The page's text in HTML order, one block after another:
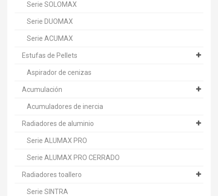
Serie SOLOMAX
Serie DUOMAX
Serie ACUMAX
Estufas de Pellets
Aspirador de cenizas
Acumulación
Acumuladores de inercia
Radiadores de aluminio
Serie ALUMAX PRO
Serie ALUMAX PRO CERRADO
Radiadores toallero
Serie SINTRA